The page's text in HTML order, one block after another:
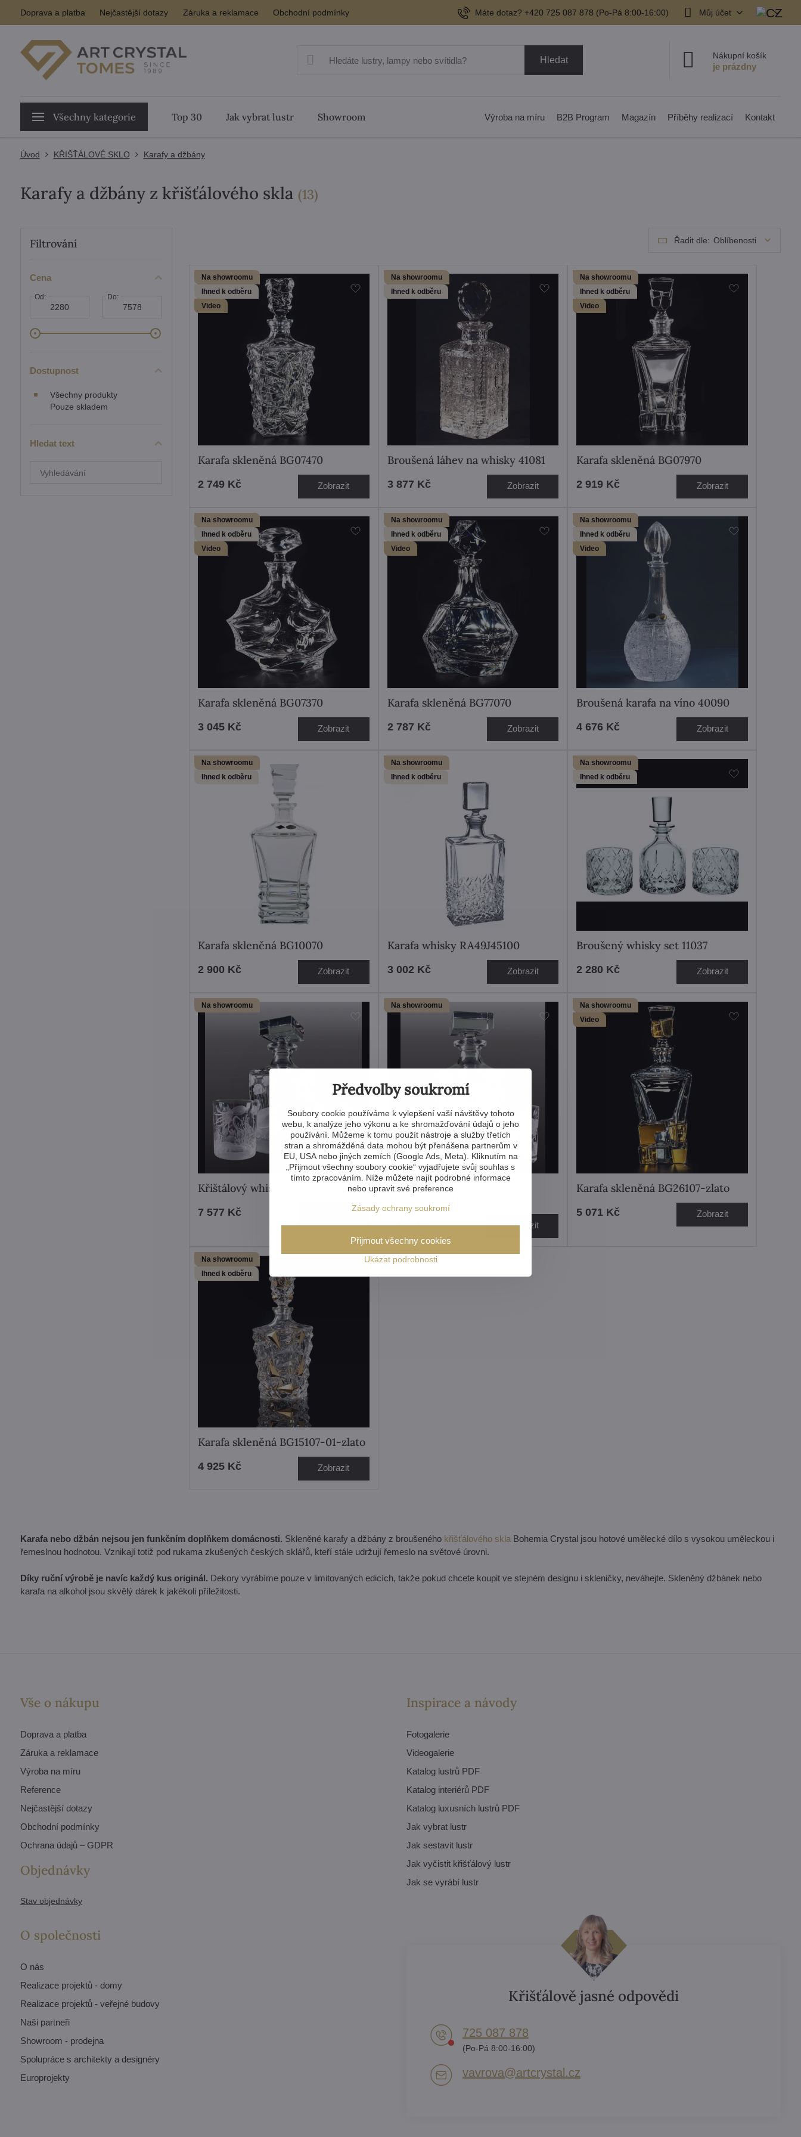
Doprava a platba Nejčastější dotazy Záruka a reklamace Obchodní podmínky Máte dotaz? +420 725 087 878​ (Po-Pá 8:00-16:00) Můj účet
Hledat Nákupní košík
Všechny kategorie Top 30 Jak vybrat lustr Showroom Výroba na míru B2B Program Magazín Příběhy realizací Kontakt
Úvod KŘIŠŤÁLOVÉ SKLO Karafy a džbány
Karafy a džbány z křišťálového skla (13položek
)
Řadit dle: Oblíbenosti
Na showroomu
Ihned k odběru
Video
Karafa skleněná BG07470
2 749 Kč Zobrazit
Na showroomu
Ihned k odběru
Broušená láhev na whisky 41081
3 877 Kč Zobrazit
Na showroomu
Ihned k odběru
Video
Karafa skleněná BG07970
2 919 Kč Zobrazit
Na showroomu
Ihned k odběru
Video
Karafa skleněná BG07370
3 045 Kč Zobrazit
Na showroomu
Ihned k odběru
Video
Karafa skleněná BG77070
2 787 Kč Zobrazit
Na showroomu
Ihned k odběru
Video
Broušená karafa na víno 40090
4 676 Kč Zobrazit
Na showroomu
Ihned k odběru
Karafa skleněná BG10070
2 900 Kč Zobrazit
Na showroomu
Ihned k odběru
Karafa whisky RA49J45100
3 002 Kč Zobrazit
Na showroomu
Ihned k odběru
Broušený whisky set 11037
2 280 Kč Zobrazit
Na showroomu
Křištálový whisky set SEBOCEAN
7 577 Kč
Na showroomu
Křištálový whisky set
7 126 Kč Zobrazit
Na showroomu
Video
Karafa skleněná BG26107-zlato
5 071 Kč Zobrazit
Na showroomu
Ihned k odběru
Karafa skleněná BG15107-01-zlato
4 925 Kč Zobrazit
Filtrování
Cena
Od: Do:
Dostupnost
Všechny produkty
Pouze skladem
Hledat text
výsledky
Karafa nebo džbán nejsou jen funkčním doplňkem domácnosti. Skleněné karafy a džbány z broušeného křišťálového skla Bohemia Crystal jsou hotové umělecké dílo s vysokou uměleckou i
řemeslnou hodnotou. Vznikají totiž pod rukama zkušených českých sklářů, kteří stále udržují řemeslo na světové úrovni.
Díky ruční výrobě je navíc každý kus originál. Dekory vyrábíme pouze v limitovaných edicích, takže pokud chcete koupit ve stejném designu i skleničky, neváhejte. Skleněný džbánek nebo
karafa na alkohol jsou skvělý dárek k jakékoli příležitosti.
Vše o nákupu
Doprava a platba
Záruka a reklamace
Výroba na míru
Reference
Nejčastější dotazy
Obchodní podmínky
Ochrana údajů – GDPR
Objednávky
Stav objednávky
Inspirace a návody
Fotogalerie
Videogalerie
Katalog lustrů PDF
Katalog interiérů PDF
Katalog luxusních lustrů PDF
Jak vybrat lustr
Jak sestavit lustr
Jak vyčistit křišťálový lustr
Jak se vyrábí lustr
O společnosti
O nás
Realizace projektů - domy
Realizace projektů - veřejné budovy
Naši partneři
Showroom - prodejna
Spolupráce s architekty a designéry
Europrojekty
Křišťálově jasné odpovědi
725 087 878​
(Po-Pá 8:00-16:00)
vavrova​@artcrystal​.cz
Předvolby soukromí
Soubory cookie používáme k vylepšení vaší návštěvy tohoto
webu, k analýze jeho výkonu a ke shromažďování údajů o jeho
používání. Můžeme k tomu použít nástroje a služby třetích
stran a shromážděná data mohou být přenášena partnerům v
EU, USA nebo jiných zemích (Google Ads, Meta). Kliknutím na
„Přijmout všechny soubory cookie“ vyjadřujete svůj souhlas s
tímto zpracováním. Níže můžete najít podrobné informace
nebo upravit své preference
Zásady ochrany soukromí
Ukázat podrobnosti
Přijmout všechny cookies